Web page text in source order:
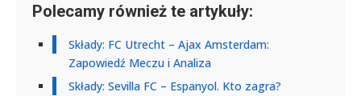
Polecamy również te artykuły:
Składy: FC Utrecht – Ajax Amsterdam:
Zapowiedź Meczu i Analiza
Składy: Sevilla FC – Espanyol. Kto zagra?